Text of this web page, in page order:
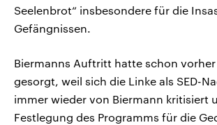
Seelenbrot“ insbesondere für die
Gefängnissen.
Biermanns Auftritt hatte schon
gesorgt, weil sich die Linke als SED-
immer wieder von Biermann kritisiert
Festlegung des Programms für die